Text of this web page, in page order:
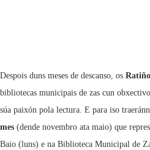
Despois duns meses de descanso, os
bibliotecas municipais de zas cun
súa paixón pola lectura. E para iso
mes (dende novembro ata maio) que
Baio (luns) e na Biblioteca Municipal de